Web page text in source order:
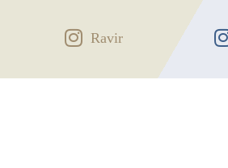
Ravir